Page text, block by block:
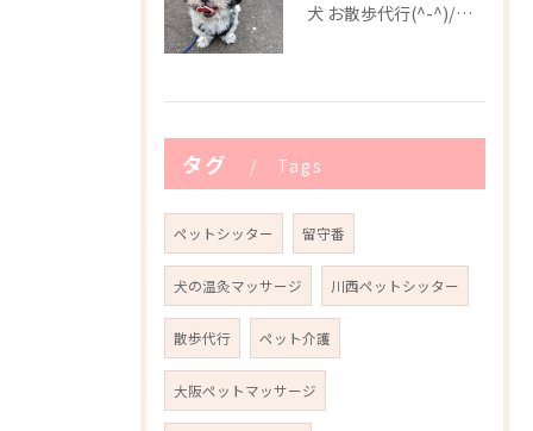
犬 お散歩代行(^-^)/川西市
タグ Tags
ペットシッター 留守番
犬の温灸マッサージ 川西ペットシッター
散歩代行 ペット介護
大阪ペットマッサージ